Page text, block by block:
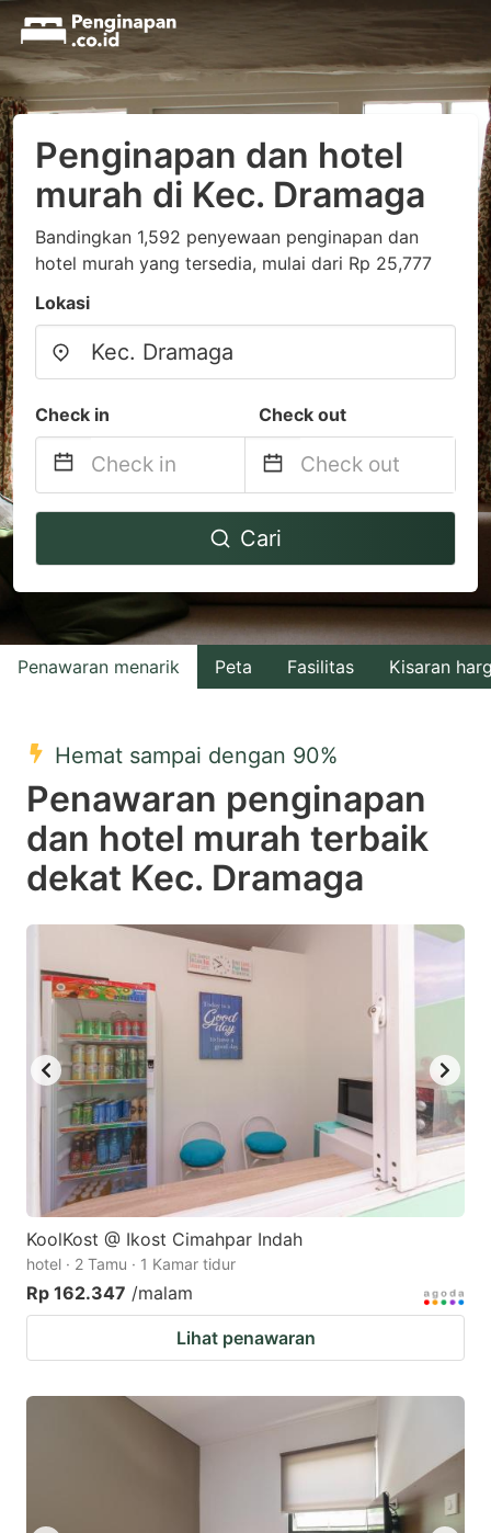
Penginapan dan hotel
murah di Kec. Dramaga
Bandingkan 1,592 penyewaan penginapan dan
hotel murah yang tersedia, mulai dari Rp 25,777
Lokasi
Check in Check out
Navigate
to
interact
with
the
select
a
date.
Press
question
mark
key
to
get
the
keyboard
shortcuts
for
changing
dates.
Navigate
to
interact
with
the
select
a
date.
Press
the
keyboard
shortcuts
changing
Cari
Penawaran menarik Peta Fasilitas Kisaran
Hemat sampai dengan 90%
Penawaran penginapan
dan hotel murah terbaik
dekat Kec. Dramaga
KoolKost @ Ikost Cimahpar Indah
hotel · 2 Tamu · 1 Kamar tidur
Rp 162.347 /malam
Lihat penawaran